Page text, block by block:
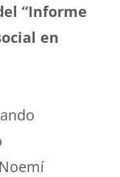
“Informe
en